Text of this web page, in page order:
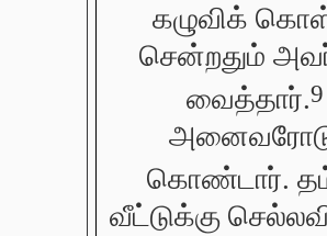
கழுவிக்
சென்றதும்
வைத்தார்.9
கொண்டார்.
வீட்டுக்கு